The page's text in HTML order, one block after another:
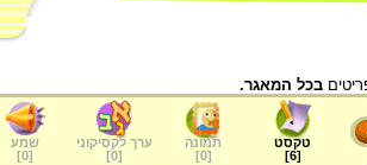
בכל המאגר.
טקסט
[
6
]
תמונה
[
0
]
ערך לקסיקוני
[
0
]
שמע
[
0
]